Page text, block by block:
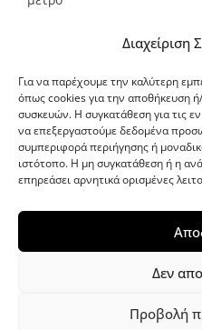
Διαχείριση
Για να παρέχουμε την καλύτερη
όπως cookies για την αποθήκευση
συσκευών. Η συγκατάθεση για τις
να επεξεργαστούμε δεδομένα
συμπεριφορά περιήγησης ή
ιστότοπο. Η μη συγκατάθεση ή η
επηρεάσει αρνητικά ορισμένες
Δεν
Προβολή
G-point.gr